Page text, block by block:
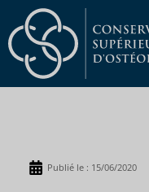
Publié le : 15/06/2020